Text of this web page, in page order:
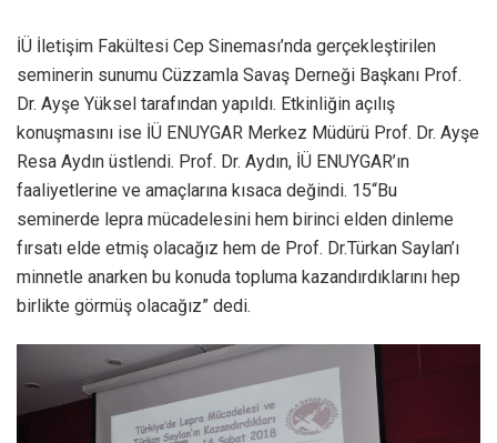
İÜ İletişim Fakültesi Cep Sineması’nda gerçekleştirilen
seminerin sunumu Cüzzamla Savaş Derneği Başkanı Prof.
Dr. Ayşe Yüksel tarafından yapıldı. Etkinliğin açılış
konuşmasını ise İÜ ENUYGAR Merkez Müdürü Prof. Dr. Ayşe
Resa Aydın üstlendi. Prof. Dr. Aydın, İÜ ENUYGAR’ın
faaliyetlerine ve amaçlarına kısaca değindi. 15“Bu
seminerde lepra mücadelesini hem birinci elden dinleme
fırsatı elde etmiş olacağız hem de Prof. Dr.Türkan Saylan’ı
minnetle anarken bu konuda topluma kazandırdıklarını hep
birlikte görmüş olacağız” dedi.